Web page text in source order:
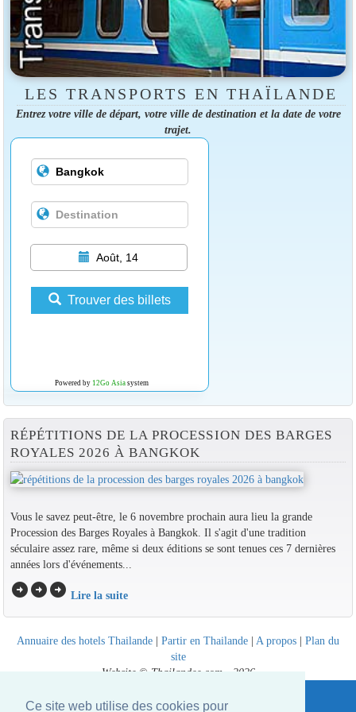
Ce site web utilise des cookies pour
LES TRANSPORTS EN THAÏLANDE
Entrez votre ville de départ, votre ville de destination et la date de votre
trajet.
Août, 14
Trouver des billets
Powered by 12Go Asiasystem
RÉPÉTITIONS DE LA PROCESSION DES BARGES
ROYALES 2026 À BANGKOK
Vous le savez peut-être, le 6 novembre prochain aura lieu la grande
Procession des Barges Royales à Bangkok. Il s'agit d'une tradition
séculaire assez rare, même si deux éditions se sont tenues ces 7 dernières
années lors d'événements...
arrow_circle_rightarrow_circle_rightarrow_circle_right Lire la suite
Annuaire des hotels Thailande | Partir en Thailande | A propos | Plan du
site
Website © Thailandee.com - 2026